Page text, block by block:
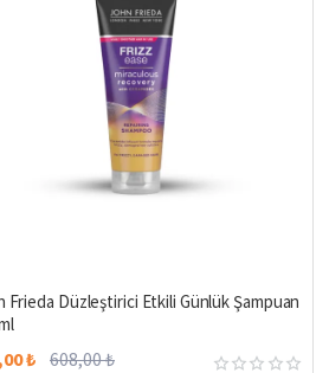
Frieda Düzleştirici Etkili Günlük Şampuan
₺ 608,00 ₺